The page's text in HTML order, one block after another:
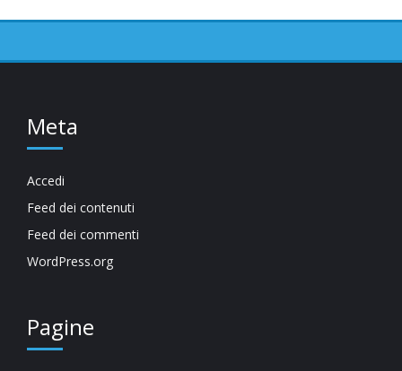
Meta
Accedi
Feed dei contenuti
Feed dei commenti
WordPress.org
Pagine